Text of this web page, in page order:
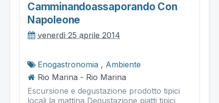
Camminandoassaporando Con
Napoleone
venerdì 25 aprile 2014
Enogastronomia , Ambiente
Rio Marina - Rio Marina
Escursione e degustazione prodotto tipici
locali la mattina Degustazione piatti tipici